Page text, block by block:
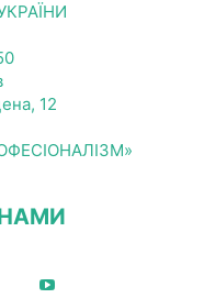
12